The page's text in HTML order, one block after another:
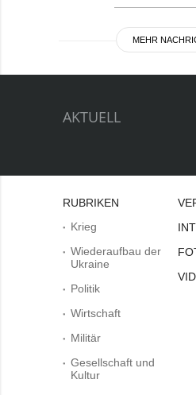
MEHR
AKTUELL
RUBRIKEN
Krieg
Wiederaufbau der
Ukraine
Politik
Wirtschaft
Militär
Gesellschaft und
Kultur